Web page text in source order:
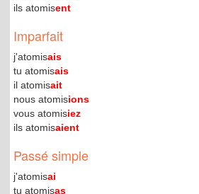
ils atomisent
Imparfait
j'atomisais
tu atomisais
il atomisait
nous atomisions
vous atomisiez
ils atomisaient
Passé simple
j'atomisai
tu atomisas